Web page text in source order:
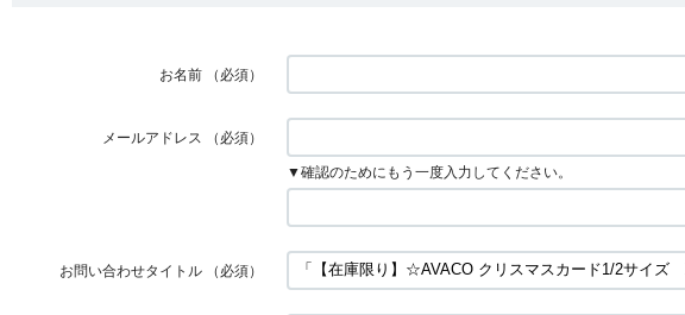
お名前 （必須）
メールアドレス
（必須）
▼確認のためにもう一度入力してください。
お問い合わせタイトル （必須）